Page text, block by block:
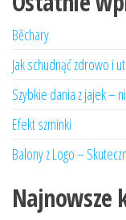
Běchary
Jak schudnąć zdrowo i
Szybkie dania z jajek –
Efekt szminki
Balony z Logo –
Najnowsze